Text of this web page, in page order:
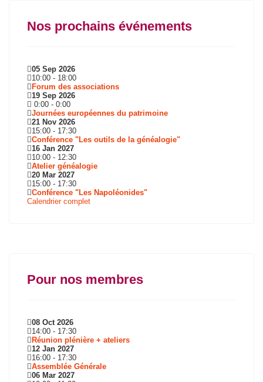
Nos prochains événements
05 Sep 2026
10:00 - 18:00
Forum des associations
19 Sep 2026
0:00 - 0:00
Journées européennes du patrimoine
21 Nov 2026
15:00 - 17:30
Conférence "Les outils de la généalogie"
16 Jan 2027
10:00 - 12:30
Atelier généalogie
20 Mar 2027
15:00 - 17:30
Conférence "Les Napoléonides"
Calendrier complet
Pour nos membres
08 Oct 2026
14:00 - 17:30
Réunion plénière + ateliers
12 Jan 2027
16:00 - 17:30
Assemblée Générale
06 Mar 2027